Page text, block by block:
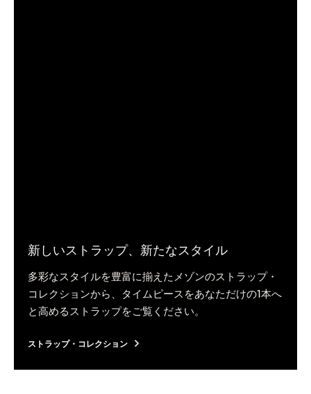
新しいストラップ、新たなスタイル
多彩なスタイルを豊富に揃えたメゾンのストラップ・
コレクションから、タイムピースをあなただけの1本へ
と高めるストラップをご覧ください。
ストラップ・コレクション